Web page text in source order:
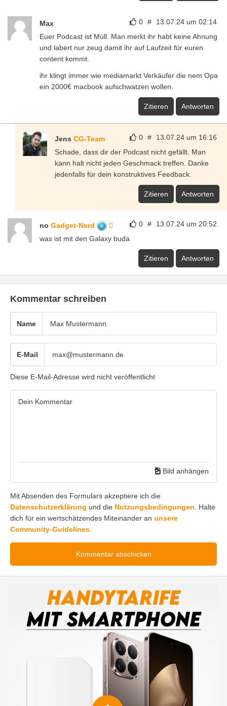
0 # 13.07.24 um 02:14
Max
Euer Podcast ist Müll. Man merkt ihr habt keine Ahnung
und labert nur zeug damit ihr auf Laufzeit für euren
content kommt.
ihr klingt immer wie mediamarkt Verkäufer die nem Opa
ein 2000€ macbook aufschwatzen wollen.
Zitieren Antworten
0 # 13.07.24 um 16:16
Jens CG-Team
Schade, dass dir der Podcast nicht gefällt. Man
kann halt nicht jeden Geschmack treffen. Danke
jedenfalls für dein konstruktives Feedback.
Zitieren Antworten
0 # 13.07.24 um 20:52
no Gadget-Nerd
was ist mit den Galaxy buda
Zitieren Antworten
Kommentar schreiben
Name
E-Mail
Diese E-Mail-Adresse wird nicht veröffentlicht
Bild anhängen
Mit Absenden des Formulars akzeptiere ich die
Datenschutzerklärung und die Nutzungsbedingungen . Halte
dich für ein wertschätzendes Miteinander an unsere
Community-Guidelines.